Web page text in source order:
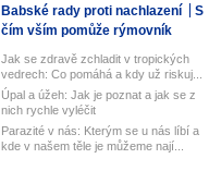
Babské rady proti nachlazení
S
čím vším pomůže rýmovník
Jak se zdravě zchladit v tropických
vedrech: Co pomáhá a kdy už riskuj...
Úpal a úžeh: Jak je poznat a jak se z
nich rychle vyléčit
Parazité v nás: Kterým se u nás líbí a
kde v našem těle je můžeme nají...